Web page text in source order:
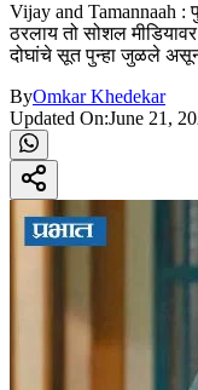
Vijay and Tamannaah :
ठरलाय तो सोशल
दोघांचे सूत पुन्हा जुळले
ByOmkar Khedekar
Updated On:June 21,